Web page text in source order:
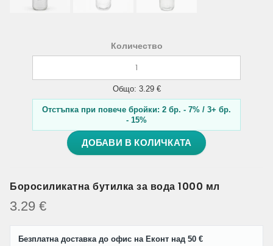
Количество
Общо: 3.29 €
Отстъпка при повече бройки: 2 бр. - 7% / 3+ бр.
- 15%
ДОБАВИ В КОЛИЧКАТА
Боросиликатна бутилка за вода 1000 мл
3.29 €
Безплатна доставка до офис на Еконт над 50 €